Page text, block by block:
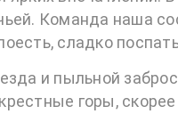
Команда наша
сладко
и пыльной
горы,